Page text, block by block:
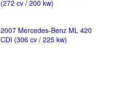
(272 cv / 200 kw)
2007 Mercedes-Benz ML 420
CDI (306 cv / 225 kw)